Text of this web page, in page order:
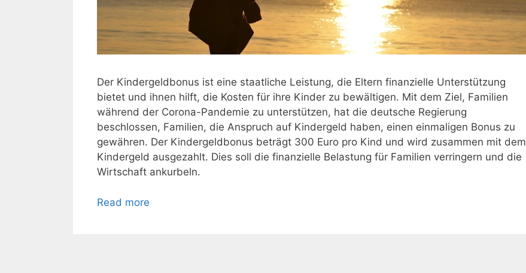
Der Kindergeldbonus ist eine staatliche Leistung, die Eltern finanzielle Unterstützung
bietet und ihnen hilft, die Kosten für ihre Kinder zu bewältigen. Mit dem Ziel, Familien
während der Corona-Pandemie zu unterstützen, hat die deutsche Regierung
beschlossen, Familien, die Anspruch auf Kindergeld haben, einen einmaligen Bonus zu
gewähren. Der Kindergeldbonus beträgt 300 Euro pro Kind und wird zusammen mit dem
Kindergeld ausgezahlt. Dies soll die finanzielle Belastung für Familien verringern und die
Wirtschaft ankurbeln.
Read more